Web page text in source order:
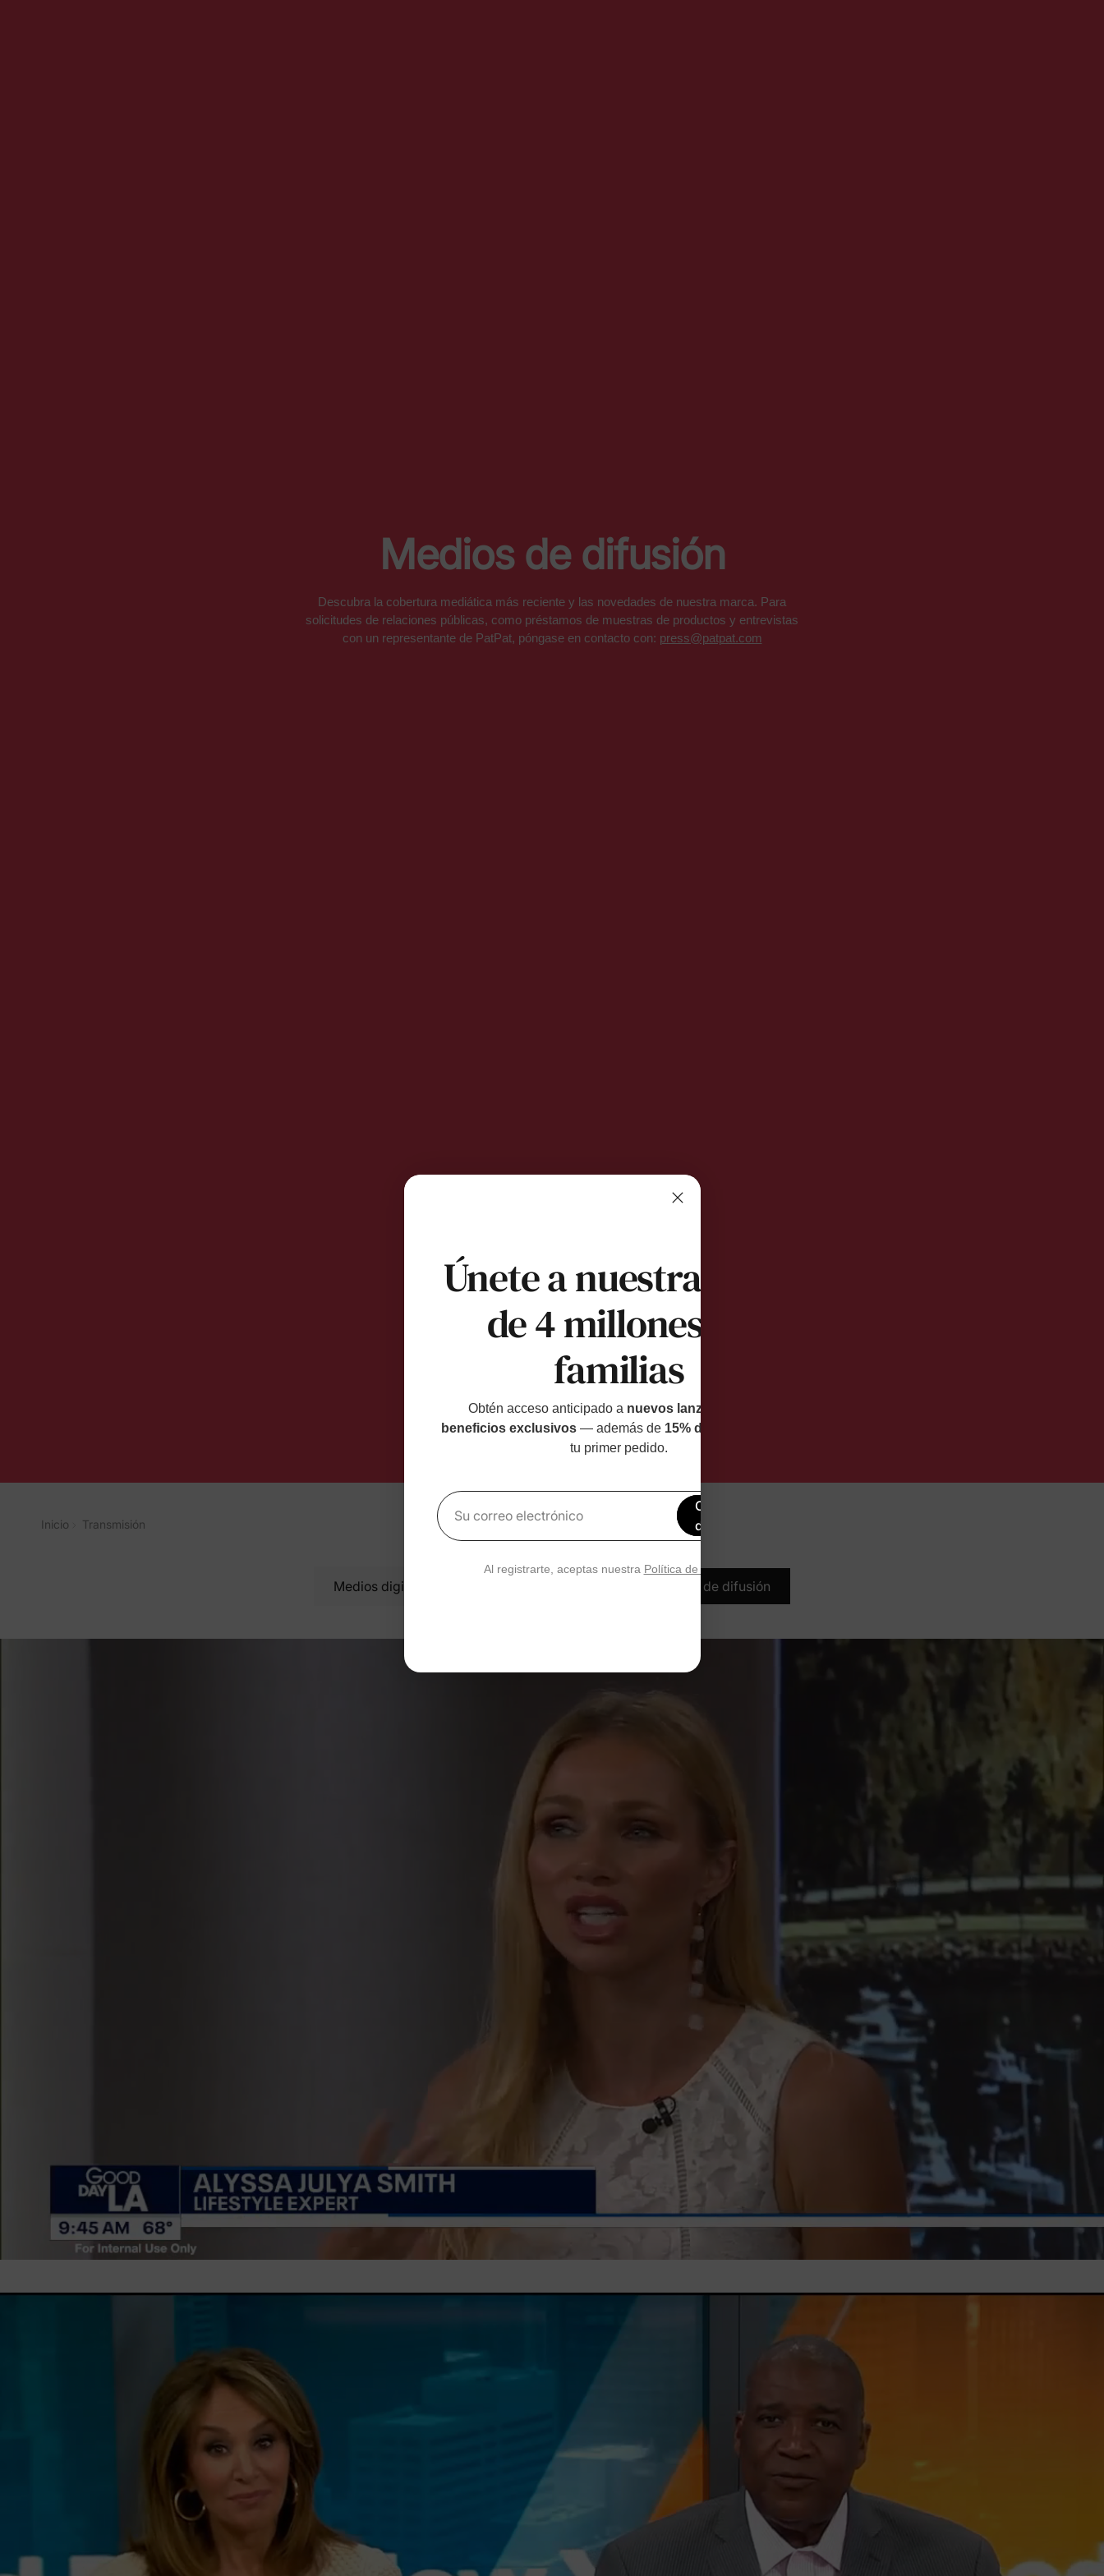
Medios de difusión
Descubra la cobertura mediática más reciente y las novedades de nuestra marca. Para
solicitudes de relaciones públicas, como préstamos de muestras de productos y entrevistas
con un representante de PatPat, póngase en contacto con: press@patpat.com
Inicio Transmisión
Medios digitales Medios de difusión
Únete a nuestras más
de 4 millones de
familias
Obtén acceso anticipado a nuevos lanzamientos y
beneficios exclusivos— además de 15% de descuento
tu primer pedido.
Su correo electrónico
Obtén un 15%
de descuento
Al registrarte, aceptas nuestra Política de privacidad